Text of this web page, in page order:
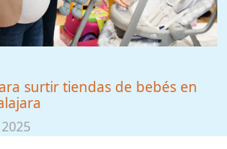
surtir tiendas de bebés en